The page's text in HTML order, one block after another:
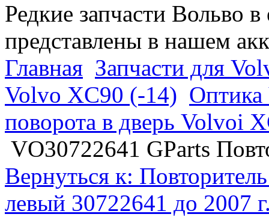
Редкие запчасти Вольво
представлены в нашем
Главная Запчасти для
Volvo XC90 (-14)
поворота в дверь Volvoi
VO30722641 GParts
Вернуться к:
левый 30722641 до 2007